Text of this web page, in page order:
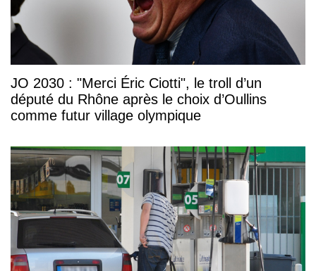
JO 2030 : "Merci Éric Ciotti", le troll d’un
député du Rhône après le choix d’Oullins
comme futur village olympique